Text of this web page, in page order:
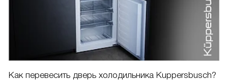
Как перевесить дверь холодильника Kuppersbusch?